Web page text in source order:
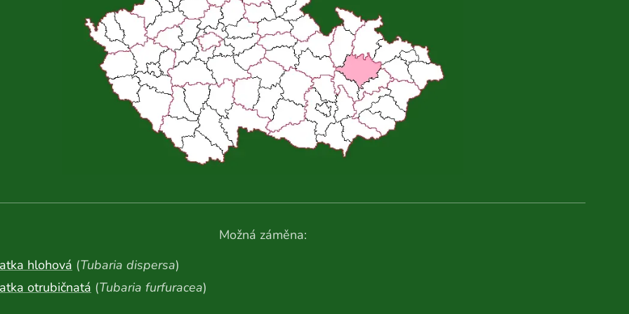
Možná záměna:
hlohová (Tubaria dispersa)
otrubičnatá (Tubaria furfuracea)